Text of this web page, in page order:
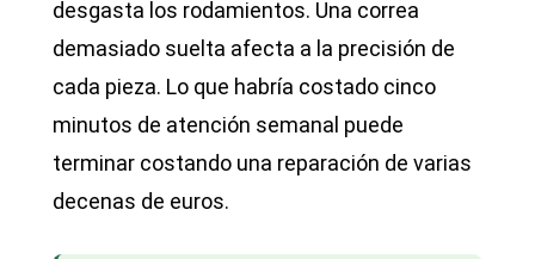
desgasta los rodamientos. Una correa
demasiado suelta afecta a la precisión de
cada pieza. Lo que habría costado cinco
minutos de atención semanal puede
terminar costando una reparación de varias
decenas de euros.